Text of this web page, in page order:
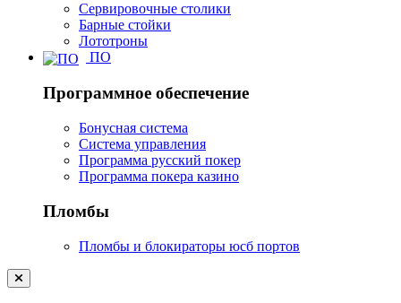
Сервировочные столики
Барные стойки
Лототроны
ПО
Программное обеспечение
Бонусная система
Система управления
Программа русский покер
Программа покера казино
Пломбы
Пломбы и блокираторы юсб портов